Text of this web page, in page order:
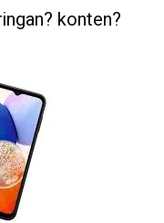
konten?